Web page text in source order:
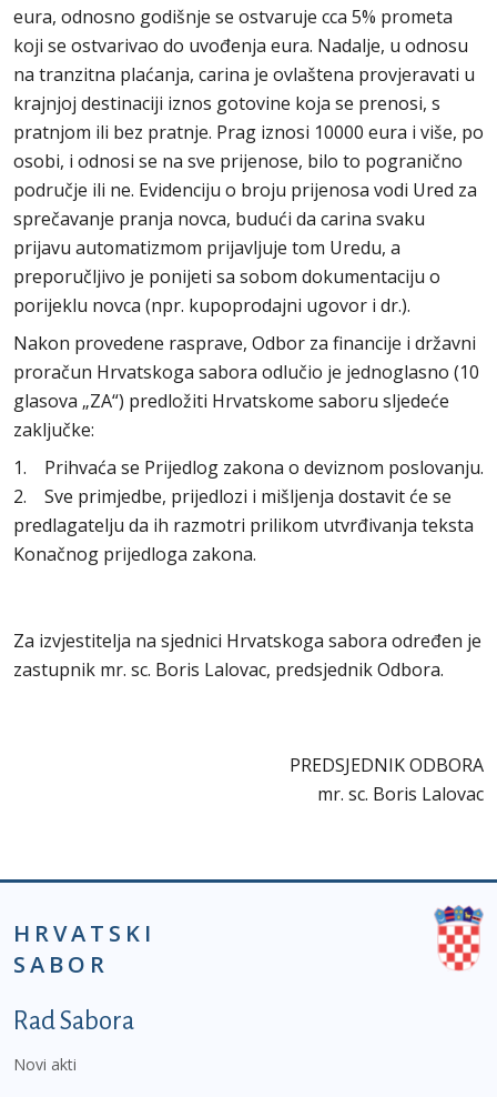
eura, odnosno godišnje se ostvaruje cca 5% prometa
koji se ostvarivao do uvođenja eura. Nadalje, u odnosu
na tranzitna plaćanja, carina je ovlaštena provjeravati u
krajnjoj destinaciji iznos gotovine koja se prenosi, s
pratnjom ili bez pratnje. Prag iznosi 10000 eura i više, po
osobi, i odnosi se na sve prijenose, bilo to pogranično
područje ili ne. Evidenciju o broju prijenosa vodi Ured za
sprečavanje pranja novca, budući da carina svaku
prijavu automatizmom prijavljuje tom Uredu, a
preporučljivo je ponijeti sa sobom dokumentaciju o
porijeklu novca (npr. kupoprodajni ugovor i dr.).
Nakon provedene rasprave, Odbor za financije i državni
proračun Hrvatskoga sabora odlučio je jednoglasno (10
glasova „ZA“) predložiti Hrvatskome saboru sljedeće
zaključke:
1. Prihvaća se Prijedlog zakona o deviznom poslovanju.
2. Sve primjedbe, prijedlozi i mišljenja dostavit će se
predlagatelju da ih razmotri prilikom utvrđivanja teksta
Konačnog prijedloga zakona.
Za izvjestitelja na sjednici Hrvatskoga sabora određen je
zastupnik mr. sc. Boris Lalovac, predsjednik Odbora.
PREDSJEDNIK ODBORA
mr. sc. Boris Lalovac
HRVATSKI
SABOR
Podnožje prvi izbornik
Rad Sabora
Novi akti